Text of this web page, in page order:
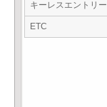
キーレスエントリー
ETC